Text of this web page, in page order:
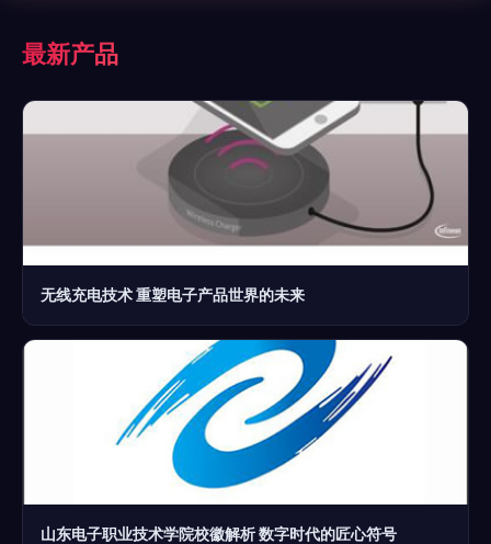
最新产品
无线充电技术 重塑电子产品世界的未来
山东电子职业技术学院校徽解析 数字时代的匠心符号